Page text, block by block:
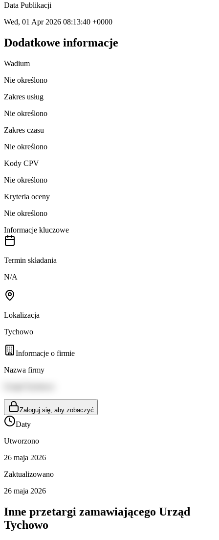
Data Publikacji
Wed, 01 Apr 2026 08:13:40 +0000
Dodatkowe informacje
Wadium
Nie określono
Zakres usług
Nie określono
Zakres czasu
Nie określono
Kody CPV
Nie określono
Kryteria oceny
Nie określono
Informacje kluczowe
Termin składania
N/A
Lokalizacja
Tychowo
Informacje o firmie
Nazwa firmy
Zaloguj się, aby zobaczyć
Daty
Utworzono
26 maja 2026
Zaktualizowano
26 maja 2026
Inne przetargi zamawiającego Urząd
Tychowo